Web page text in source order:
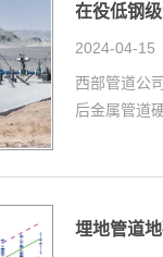
在役低钢
2024-04-15
西部管道公
后金属管道
埋地管道